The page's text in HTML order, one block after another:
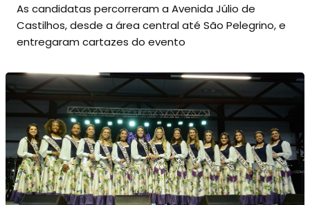
As candidatas percorreram a Avenida Júlio de
Castilhos, desde a área central até São Pelegrino, e
entregaram cartazes do evento